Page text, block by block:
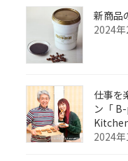
新商品
2024
仕事を
ン「
2024